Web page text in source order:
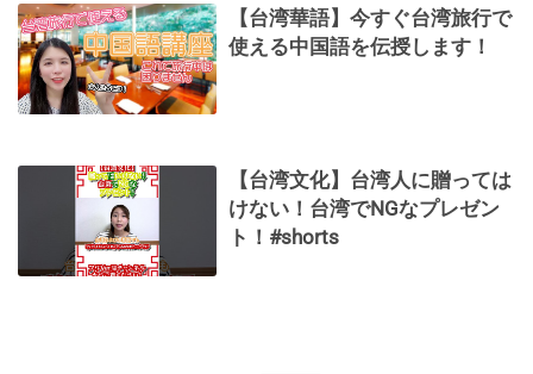
【台湾華語】今すぐ台湾旅行で
使える中国語を伝授します！
【台湾文化】台湾人に贈っては
けない！台湾でNGなプレゼン
ト！#shorts